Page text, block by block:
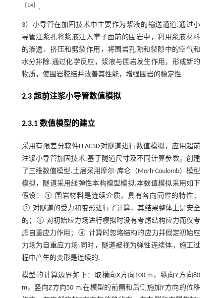
14］ .
3）小导管在加固技术中主要作为浆液的输送通道.通过小
导管注浆孔将浆液注入掌子面前的围岩中，利用浆液材料
的渗透、挤压和劈裂作用，将围岩孔隙和裂隙中的空气和
水分排除.通过化学反应，浆液与围岩发生作用，形成新的
物质，使围岩胶结并改善其性能，增强围岩的稳定性.
2.3 超前注浆小导管数值模拟
2.3.1 数值模型的建立
采用有限差分软件FLAC3D对隧道进行数值模拟，应用超前
注浆小导管加固技术.基于隧道尺寸及不同计算参数，创建
了三维数值模型.土层采用摩尔-库仑（Morh-Coulomb）模型
模拟，隧道采用线弹性本构模型模拟.本数值模拟采用如下
假设：① 围岩材料是连续介质，具有各向同性的特性；
② 对隧道的受力和变形进行了计算，其结果整体上是安全
的；③ 对初始应力场进行模拟时没有考虑结构应力而仅考
虑自重应力作用；④ 计算时忽略结构的应力并假定初始应
力场为自重应力场.同时，隧道被视为弹性连续体，施工过
程中产生的变形是连续的.
模型的计算边界如下：取横向X方向100 m，纵向 Y方向80
m，竖向Z方向50 m.在模型的前侧和后侧施加 Y方向的位移